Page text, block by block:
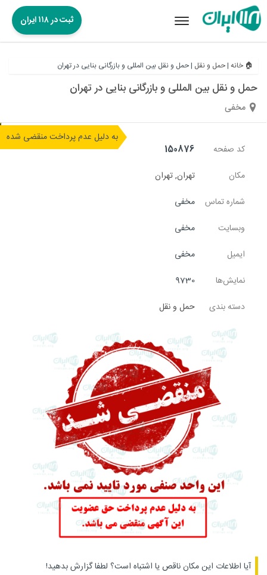
Toggle
ثبت در ۱۱۸ ایران
🏠 خانه|حمل و نقل|حمل و نقل بین المللی و بازرگانی بنایی در تهران
حمل و نقل بین المللی و بازرگانی بنایی در تهران
مخفی
به دلیل عدم پرداخت منقضی شده
کد صفحه
150876
مکان
تهران,تهران
شماره تماس
مخفی
وبسایت
مخفی
ایمیل
مخفی
نمایش‌ها
9730
دسته بندی
حمل و نقل
آیا اطلاعات این مکان ناقص یا اشتباه است؟ لطفا گزارش بدهید!